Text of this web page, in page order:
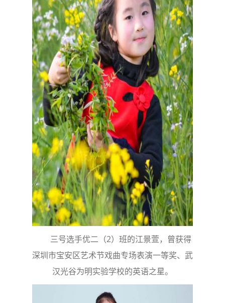
三号选手优二（2）班的江景萱，曾获得
深圳市宝安区艺术节戏曲专场表演一等奖、武
汉光谷为明实验学校的英语之星。